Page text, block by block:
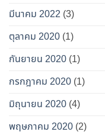
มีนาคม 2022 (3)
ตุลาคม 2020 (1)
กันยายน 2020 (1)
กรกฎาคม 2020 (1)
มิถุนายน 2020 (4)
พฤษภาคม 2020 (2)